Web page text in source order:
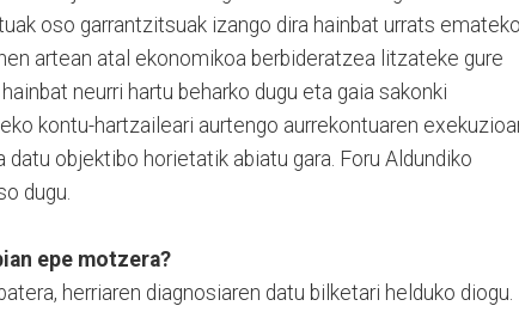
oso garrantzitsuak izango dira hainbat urrats emateko.
artean atal ekonomikoa berbideratzea litzateke gure
neurri hartu beharko dugu eta gaia sakonki
kontu-hartzaileari aurtengo aurrekontuaren
objektibo horietatik abiatu gara. Foru Aldundiko
dugu.
epe motzera?
herriaren diagnosiaren datu bilketari helduko diogu.